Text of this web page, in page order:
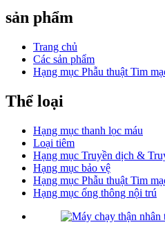
sản phẩm
Trang chủ
Các sản phẩm
Hạng mục Phẫu thuật Tim
Thể loại
Hạng mục thanh lọc máu
Loại tiêm
Hạng mục Truyền dịch &
Hạng mục bảo vệ
Hạng mục Phẫu thuật Tim
Hạng mục ống thông nội trú